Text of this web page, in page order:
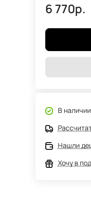
6 770р.
В наличии
Нашли
Хочу в